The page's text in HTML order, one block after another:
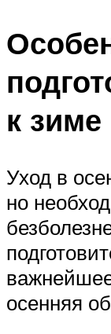
к зиме
Уход в
но
осенняя